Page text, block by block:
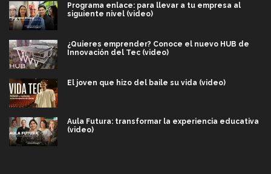
Programa enlace: para llevar a tu empresa al
siguiente nivel (video)
¿Quieres emprender? Conoce el nuevo HUB de
Innovación del Tec (video)
El joven que hizo del baile su vida (video)
Aula Futura: transformar la experiencia educativa
(video)